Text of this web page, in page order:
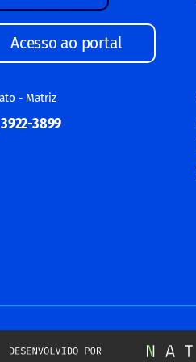
Acesso ao portal
- Matriz
3899